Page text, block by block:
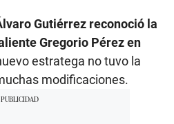
Gutiérrez reconoció la
Gregorio Pérez en
estratega no tuvo la
modificaciones.